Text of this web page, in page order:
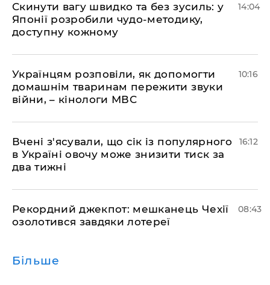
Скинути вагу швидко та без зусиль: у
Японії розробили чудо-методику,
доступну кожному
14:04
Українцям розповіли, як допомогти
домашнім тваринам пережити звуки
війни, – кінологи МВС
10:16
Вчені з'ясували, що сік із популярного
в Україні овочу може знизити тиск за
два тижні
16:12
Рекордний джекпот: мешканець Чехії
озолотився завдяки лотереї
08:43
Більше